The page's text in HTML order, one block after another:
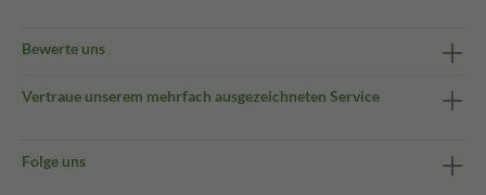
Bewerte uns
Vertraue unserem mehrfach ausgezeichneten Service
Folge uns